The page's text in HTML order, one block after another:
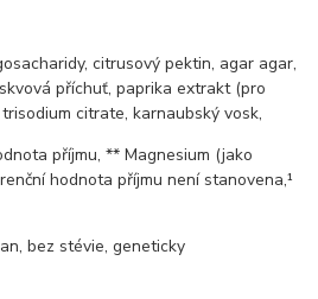
citrusový pektin, agar agar,
příchuť, paprika extrakt (pro
citrate, karnaubský vosk,
příjmu, ** Magnesium (jako
hodnota příjmu není stanovena,¹
bez stévie, geneticky